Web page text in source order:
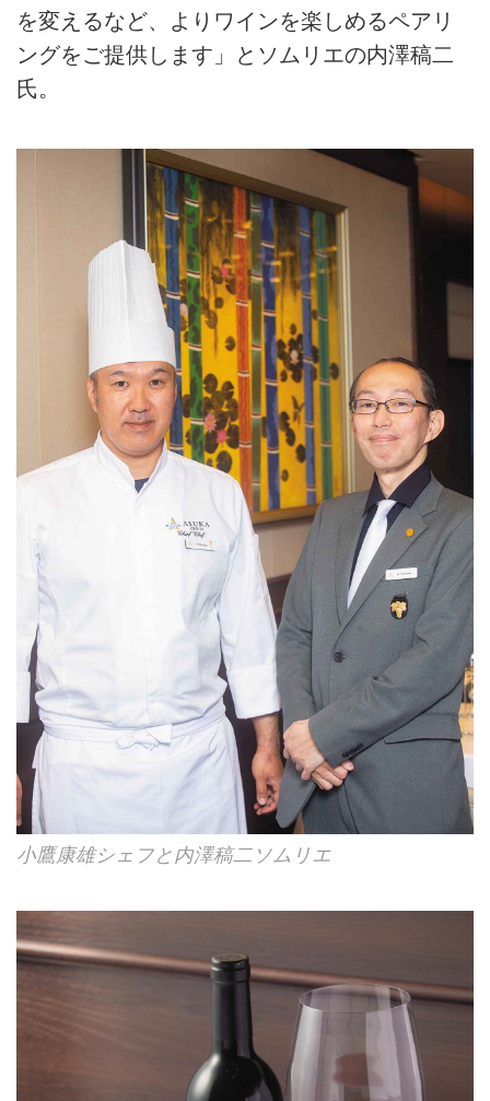
を変えるなど、よりワインを楽しめるペアリ
ングをご提供します」とソムリエの内澤稿二
氏。
小鷹康雄シェフと内澤稿二ソムリエ